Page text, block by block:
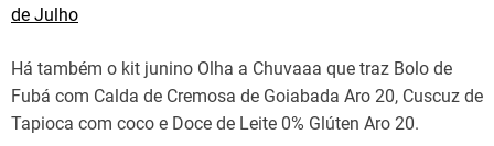
de Julho
Há também o kit junino Olha a Chuvaaa que traz Bolo de
Fubá com Calda de Cremosa de Goiabada Aro 20, Cuscuz de
Tapioca com coco e Doce de Leite 0% Glúten Aro 20.